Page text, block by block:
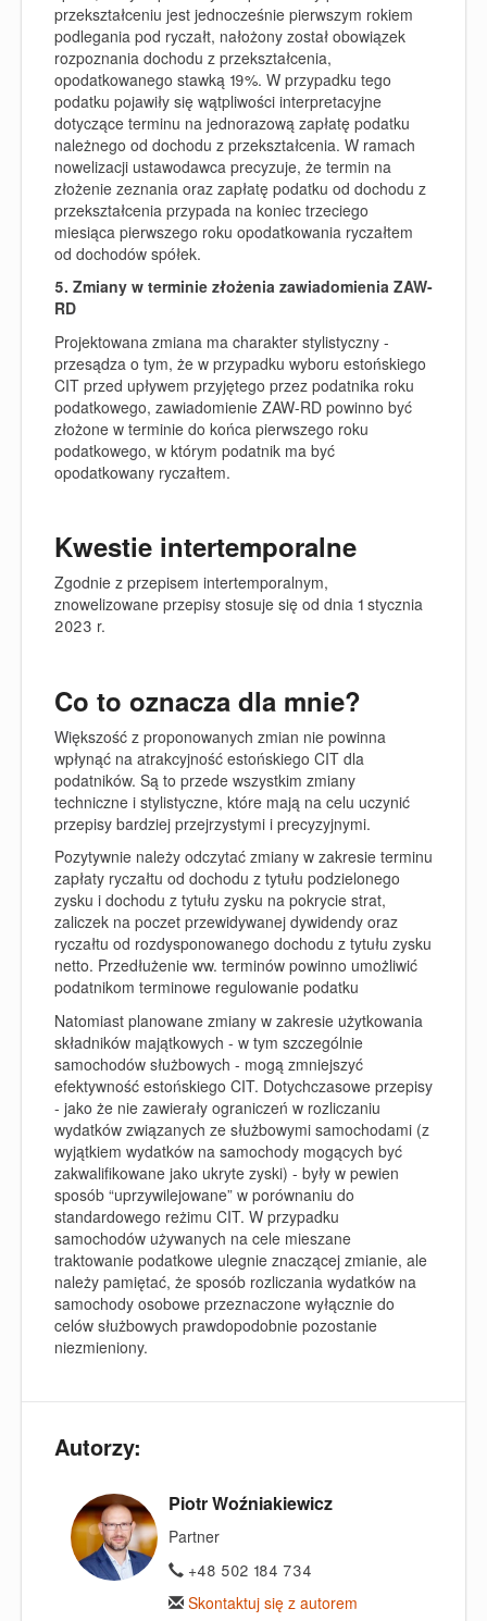
przekształceniu jest jednocześnie pierwszym rokiem
podlegania pod ryczałt, nałożony został obowiązek
rozpoznania dochodu z przekształcenia,
opodatkowanego stawką 19%. W przypadku tego
podatku pojawiły się wątpliwości interpretacyjne
dotyczące terminu na jednorazową zapłatę podatku
należnego od dochodu z przekształcenia. W ramach
nowelizacji ustawodawca precyzuje, że termin na
złożenie zeznania oraz zapłatę podatku od dochodu z
przekształcenia przypada na koniec trzeciego
miesiąca pierwszego roku opodatkowania ryczałtem
od dochodów spółek.
5. Zmiany w terminie złożenia zawiadomienia ZAW-
RD
Projektowana zmiana ma charakter stylistyczny -
przesądza o tym, że w przypadku wyboru estońskiego
CIT przed upływem przyjętego przez podatnika roku
podatkowego, zawiadomienie ZAW-RD powinno być
złożone w terminie do końca pierwszego roku
podatkowego, w którym podatnik ma być
opodatkowany ryczałtem.
Kwestie intertemporalne
Zgodnie z przepisem intertemporalnym,
znowelizowane przepisy stosuje się od dnia 1 stycznia
2023 r.
Co to oznacza dla mnie?
Większość z proponowanych zmian nie powinna
wpłynąć na atrakcyjność estońskiego CIT dla
podatników. Są to przede wszystkim zmiany
techniczne i stylistyczne, które mają na celu uczynić
przepisy bardziej przejrzystymi i precyzyjnymi.
Pozytywnie należy odczytać zmiany w zakresie terminu
zapłaty ryczałtu od dochodu z tytułu podzielonego
zysku i dochodu z tytułu zysku na pokrycie strat,
zaliczek na poczet przewidywanej dywidendy oraz
ryczałtu od rozdysponowanego dochodu z tytułu zysku
netto. Przedłużenie ww. terminów powinno umożliwić
podatnikom terminowe regulowanie podatku
Natomiast planowane zmiany w zakresie użytkowania
składników majątkowych - w tym szczególnie
samochodów służbowych - mogą zmniejszyć
efektywność estońskiego CIT. Dotychczasowe przepisy
- jako że nie zawierały ograniczeń w rozliczaniu
wydatków związanych ze służbowymi samochodami (z
wyjątkiem wydatków na samochody mogących być
zakwalifikowane jako ukryte zyski) - były w pewien
sposób “uprzywilejowane” w porównaniu do
standardowego reżimu CIT. W przypadku
samochodów używanych na cele mieszane
traktowanie podatkowe ulegnie znaczącej zmianie, ale
należy pamiętać, że sposób rozliczania wydatków na
samochody osobowe przeznaczone wyłącznie do
celów służbowych prawdopodobnie pozostanie
niezmieniony.
Autorzy:
Piotr Woźniakiewicz
Partner
+48 502 184 734
Skontaktuj się z autorem